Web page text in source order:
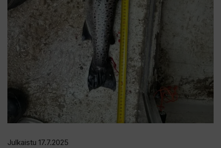
Julkaistu 17.7.2025